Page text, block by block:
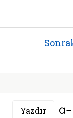
Yazdır